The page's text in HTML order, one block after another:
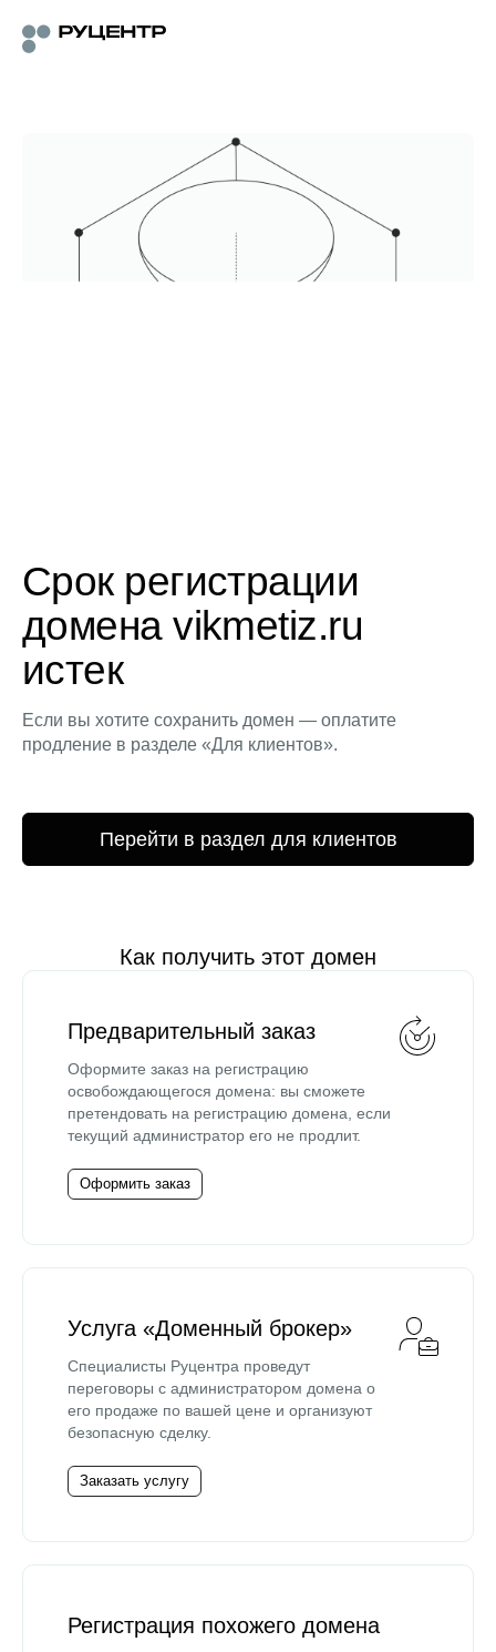
Срок регистрации
домена vikmetiz.ru
истек
Если вы хотите сохранить домен — оплатите
продление в разделе «Для клиентов».
Перейти в раздел для клиентов
Как получить этот домен
Предварительный заказ
Оформите заказ на регистрацию
освобождающегося домена: вы сможете
претендовать на регистрацию домена, если
текущий администратор его не продлит.
Оформить заказ
Услуга «Доменный брокер»
Специалисты Руцентра проведут
переговоры с администратором домена о
его продаже по вашей цене и организуют
безопасную сделку.
Заказать услугу
Регистрация похожего домена